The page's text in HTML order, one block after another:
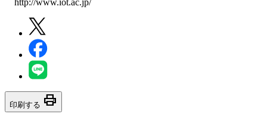
印刷する print